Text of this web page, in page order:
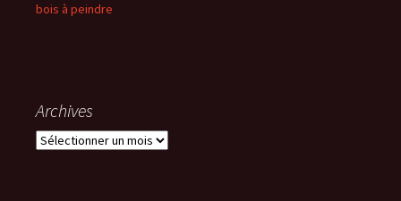
bois à peindre
Archives
Archives